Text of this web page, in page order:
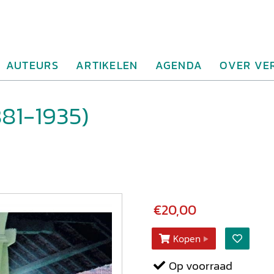
AUTEURS ARTIKELEN AGENDA OVER
1935)
€20,00
Kopen
Op voorraad